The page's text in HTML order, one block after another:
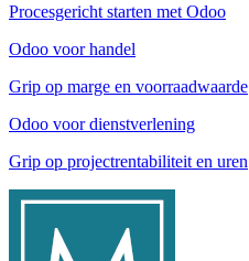
Procesgericht starten met Odoo
Odoo voor handel
Grip op marge en voorraadwaarde
Odoo voor dienstverlening
Grip op projectrentabiliteit en uren